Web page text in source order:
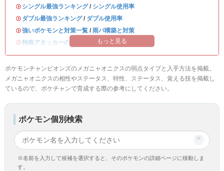
・ シングル最強ランキング/ シングル使用率
・ ダブル最強ランキング/ ダブル使用率
・強いポケモンと対策一覧 / 雨パ構築と対策
・特殊アタッカーのおすすめランキング
もっと見る
ポケモンチャンピオンズのメガニャオニクスの弱点タイプと入手方法を掲載。
メガニャオニクスの相性やステータス、特性、ステータス、覚える技を掲載し
ているので、ポケチャンで育成する際の参考にしてください。
ポケモン個別検索
×
※名前を入力して候補を選択すると、そのポケモンの詳細ページに移動しま
す。